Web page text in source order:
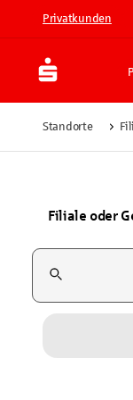
Privatkunden
Standorte
Filiale oder
Suchfeld